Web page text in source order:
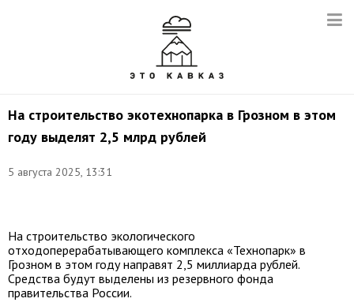
На строительство экотехнопарка в Грозном в этом
году выделят 2,5 млрд рублей
5 августа 2025, 13:31
На строительство экологического
отходоперерабатывающего комплекса «Технопарк» в
Грозном в этом году направят 2,5 миллиарда рублей.
Средства будут выделены из резервного фонда
правительства России.